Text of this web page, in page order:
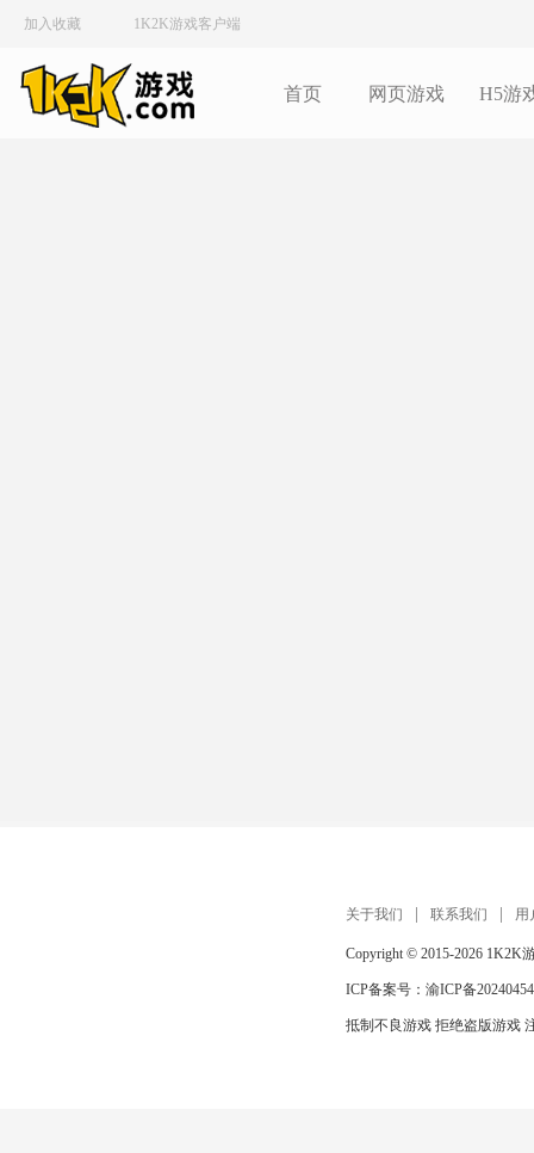
加入收藏 1K2K游戏客户端
首页 网页游戏 H5游
关于我们 联系我们 用
Copyright © 2015-2026 1K2K
ICP备案号： 渝ICP备
抵制不良游戏 拒绝盗版游戏